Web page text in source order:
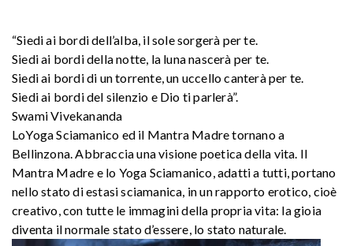
“Siedi ai bordi dell’alba, il sole sorgerà per te.
Siedi ai bordi della notte, la luna nascerà per te.
Siedi ai bordi di un torrente, un uccello canterà per te.
Siedi ai bordi del silenzio e Dio ti parlerà”.
Swami Vivekananda
LoYoga Sciamanico ed il Mantra Madre tornano a
Bellinzona. Abbraccia una visione poetica della vita. Il
Mantra Madre e lo Yoga Sciamanico, adatti a tutti, portano
nello stato di estasi sciamanica, in un rapporto erotico, cioè
creativo, con tutte le immagini della propria vita: la gioia
diventa il normale stato d’essere, lo stato naturale.